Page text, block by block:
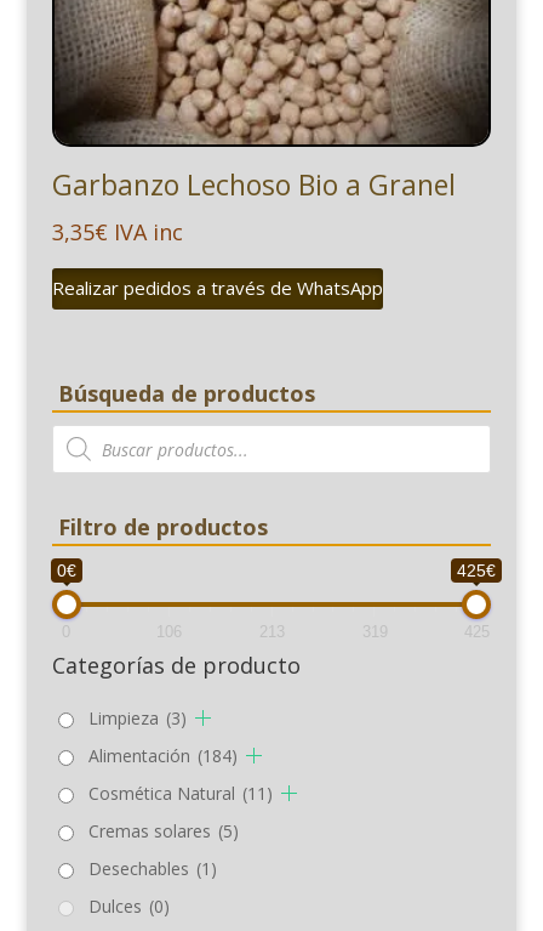
Garbanzo Lechoso Bio a Granel
3,35€ IVA inc
Realizar pedidos a través de WhatsApp
Búsqueda de productos
Búsqueda
de
productos
Filtro de productos
0€ 425€
0 106 213 319 425
Categorías de producto
Limpieza (3)
Alimentación (184)
Cosmética Natural (11)
Cremas solares (5)
Desechables (1)
Dulces (0)